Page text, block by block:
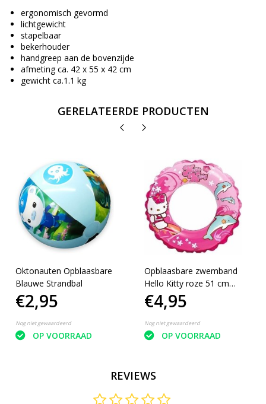
ergonomisch gevormd
lichtgewicht
stapelbaar
bekerhouder
handgreep aan de bovenzijde
afmeting ca. 42 x 55 x 42 cm
gewicht ca.1.1 kg
GERELATEERDE PRODUCTEN
Oktonauten Opblaasbare
Blauwe Strandbal
€2,95
Nog niet gewaardeerd
OP VOORRAAD
Opblaasbare zwemband
Hello Kitty roze 51 cm
zwemring
€4,95
Nog niet gewaardeerd
OP VOORRAAD
REVIEWS